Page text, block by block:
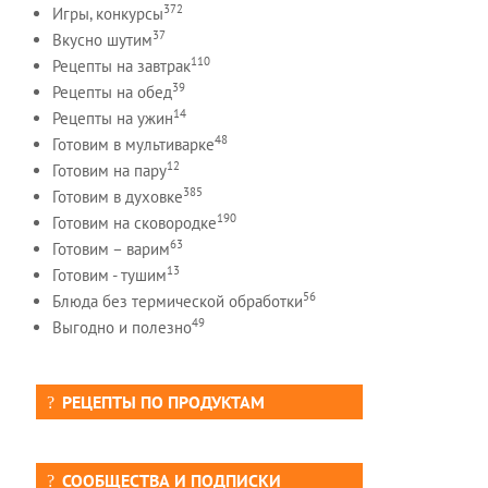
Игры, конкурсы372
Вкусно шутим37
Рецепты на завтрак110
Рецепты на обед39
Рецепты на ужин14
Готовим в мультиварке48
Готовим на пару12
Готовим в духовке385
Готовим на сковородке190
Готовим – варим63
Готовим - тушим13
Блюда без термической обработки56
Выгодно и полезно49
РЕЦЕПТЫ ПО ПРОДУКТАМ
СООБЩЕСТВА И ПОДПИСКИ